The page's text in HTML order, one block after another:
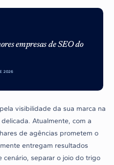
empresas de SEO do
2026
visibilidade da sua marca na
Atualmente, com a
de agências prometem o
entregam resultados
cenário, separar o joio do trigo